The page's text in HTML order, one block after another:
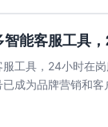
能客服工具
工具，24小时在
成为品牌营销和客